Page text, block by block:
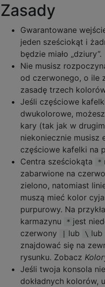
Zasady
Gwarantowane
jeden sześciokąt i
będzie miało „dziury”.
Nie musisz
od czerwonego, o ile
zasadę trzech
Jeśli częściowe
dwukolorowe,
kary (tak jak w
niekoniecznie musisz
częściowe kafelki na
Centra sześciokąta
*
zabarwione na
zielono, natomiast
muszą mieć kolor
purpurowy. Na
karmazynu
* jest
czerwony
lub \ lub
znajdować się na
rysunku. Zobacz
Jeśli twoja konsola
dokładnych kolorów,